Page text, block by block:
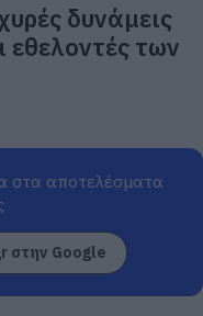
δυνάμεις
εθελοντές των
στα αποτελέσματα
στην Google